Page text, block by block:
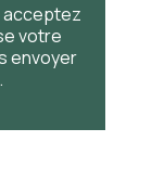
acceptez
votre
envoyer